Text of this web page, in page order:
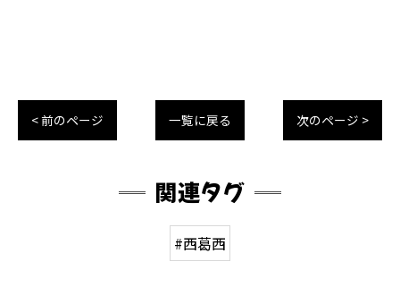
< 前のページ 一覧に戻る 次のページ >
関連タグ
#西葛西